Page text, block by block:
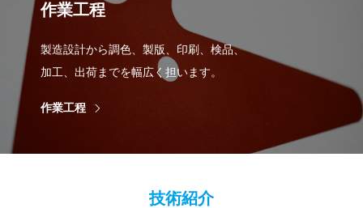
作業工程
製造設計から調色、製版、印刷、検品、
加工、出荷までを幅広く担います。
作業工程
技術紹介